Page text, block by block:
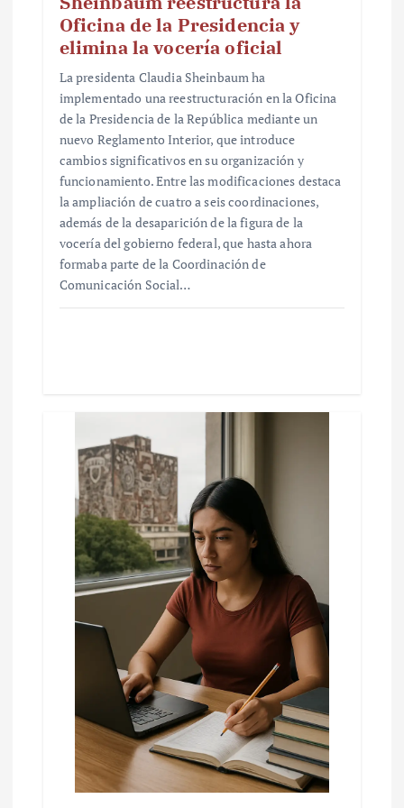
Oficina de la Presidencia y
elimina la vocería oficial
La presidenta Claudia Sheinbaum ha
implementado una reestructuración en la Oficina
de la Presidencia de la República mediante un
nuevo Reglamento Interior, que introduce
cambios significativos en su organización y
funcionamiento. Entre las modificaciones destaca
la ampliación de cuatro a seis coordinaciones,
además de la desaparición de la figura de la
vocería del gobierno federal, que hasta ahora
formaba parte de la Coordinación de
Comunicación Social…